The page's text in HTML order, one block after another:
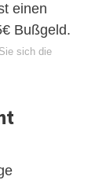
einen
Bußgeld.
sich die